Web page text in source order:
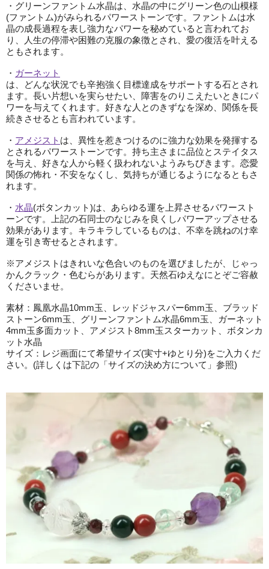
・グリーンファントム水晶は、水晶の中にグリーン色の山模様
(ファントム)がみられるパワーストーンです。ファントムは水
晶の成長過程を表し強力なパワーを秘めていると言われてお
り、人生の停滞や困難の克服の象徴とされ、愛の復活を叶える
ともされます。
・ ガーネット
は、どんな状況でも辛抱強く目標達成をサポートする石とされ
ます。長い片想いを実らせたい、障害をのりこえたいときにパ
ワーを与えてくれます。好きな人とのきずなを深め、関係を長
続きさせるとも言われています。
・ アメジスト は、異性を惹きつけるのに強力な効果を発揮する
とされるパワーストーンです。持ち主さまに品位とステイタス
を与え、好きな人から軽く扱われないようみちびきます。恋愛
関係の怖れ・不安をなくし、気持ちが通じるようになるともさ
れます。
・ 水晶(ボタンカット)は、あらゆる運を上昇させるパワースト
ーンです。上記の石同士のなじみを良くしパワーアップさせる
効果があります。キラキラしているものは、不幸を跳ねのけ幸
運を引き寄せるとされます。
※アメジストはきれいな色合いのものを選びましたが、じゃっ
かんクラック・色むらがあります。天然石ゆえなにとぞご容赦
くださいませ。
素材：鳳凰水晶10mm玉、レッドジャスパー6mm玉、ブラッド
ストーン6mm玉、グリーンファントム水晶6mm玉、ガーネット
4mm玉多面カット、アメジスト8mm玉スターカット、ボタンカ
ット水晶
サイズ：レジ画面にて希望サイズ(実寸+ゆとり分)をご入力くだ
さい。(詳しくは下記の「サイズの決め方について」参照)